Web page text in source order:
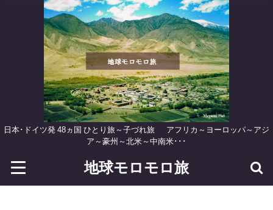
日本･ドイツ発 48ヵ国 ひとり旅～子づれ旅 アフリカ～ヨーロッパ～アジ
ア～豪州～北米～中南米･･･
地球モロモロ旅